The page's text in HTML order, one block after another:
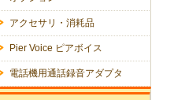
アクセサリ・消耗品
Pier Voice ピアボイス
電話機用通話録音アダプタ